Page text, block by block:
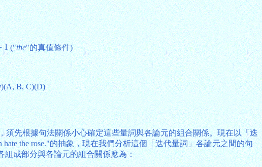
1 ("the"的真值條件)
)(A, B, C)(D)
先根據句法關係小心確定這些量詞與各論元的組合關係。現在以「迭
the rose."的抽象，現在我們分析這個「迭代量詞」各論元之間的句
組成部分與各論元的組合關係應為：